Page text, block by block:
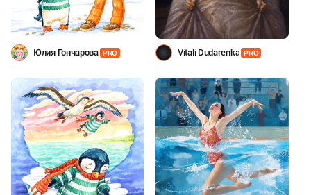
Юлия Гончарова PRO Vitali Dudarenka PRO